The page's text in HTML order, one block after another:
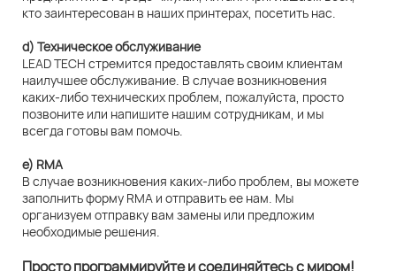
кто заинтересован в наших принтерах, посетить нас.
d) Техническое обслуживание
LEAD TECH стремится предоставлять своим клиентам
наилучшее обслуживание. В случае возникновения
каких-либо технических проблем, пожалуйста, просто
позвоните или напишите нашим сотрудникам, и мы
всегда готовы вам помочь.
e) RMA
В случае возникновения каких-либо проблем, вы можете
заполнить форму RMA и отправить ее нам. Мы
организуем отправку вам замены или предложим
необходимые решения.
Просто программируйте и соединяйтесь с миром!